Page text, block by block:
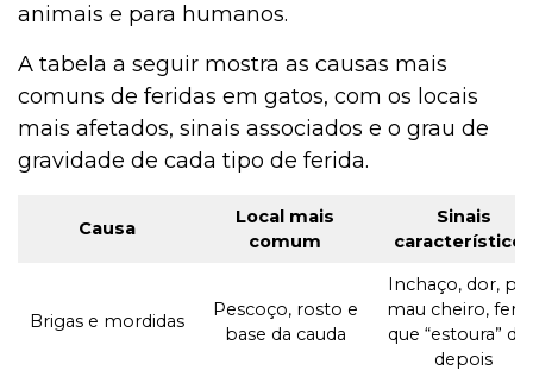
animais e para humanos.
A tabela a seguir mostra as causas mais
comuns de feridas em gatos, com os locais
mais afetados, sinais associados e o grau de
gravidade de cada tipo de ferida.
Causa
Local mais
comum
Sinais
característicos
Brigas e mordidas
Pescoço, rosto e
base da cauda
Inchaço, dor,
mau cheiro,
que “estoura”
depois